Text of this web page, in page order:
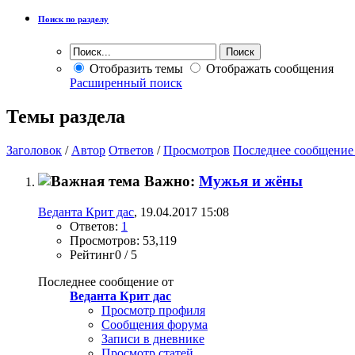
Поиск по разделу
Отобразить темы
Отображать сообщения
Расширенный поиск
Темы раздела
Заголовок / Автор Ответов /Просмотров Последнее сообщение
Важно: Мужья и жёны
Веданта Крит дас, 19.04.2017 15:08
Ответов: 1
Просмотров: 53,119
Рейтинг0 / 5
Последнее сообщение от
Веданта Крит дас
Просмотр профиля
Сообщения форума
Записи в дневнике